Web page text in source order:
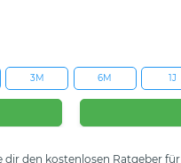
3M 6M 1J
dir den kostenlosen Ratgeber für